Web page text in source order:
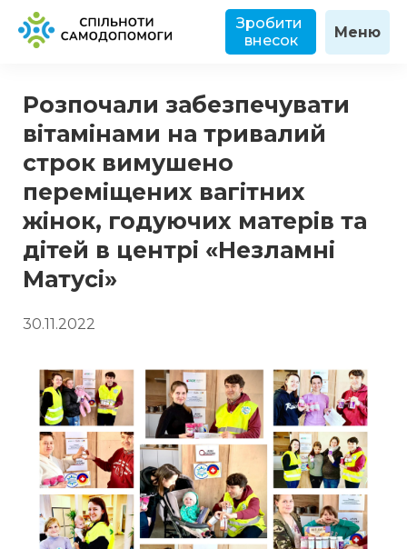
Зробити
внесок
Меню
Розпочали забезпечувати
вітамінами на тривалий
строк вимушено
переміщених вагітних
жінок, годуючих матерів та
дітей в центрі «Незламні
Матусі»
30.11.2022